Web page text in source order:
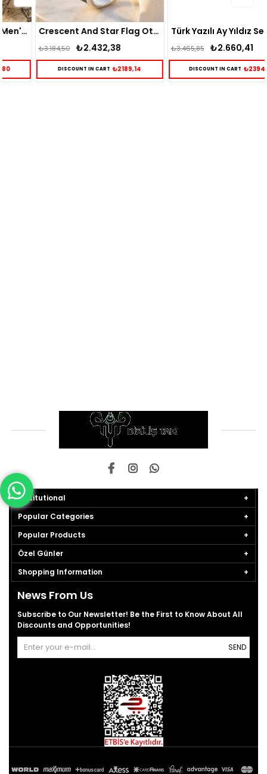
Crescent And Star Flag Ottoman Tughra Silver Ring
₺2.432,38
₺3.184,50
DISCOUNT IN CART ₺2189,14
Türk Yazılı Ay Yıldız Sembollü Kırmızı Mineli Gümüş Erkek Yüzük
₺2.660,41
₺3.465,85
DISCOUNT IN CART ₺2394,37
Institutional
Popular Categories
Popular Products
Özel Günler
Shopping Information
News From Us
Subscribe to Our Newsletter! Be the First to Know About All
Discounts and Opportunities!
SEND